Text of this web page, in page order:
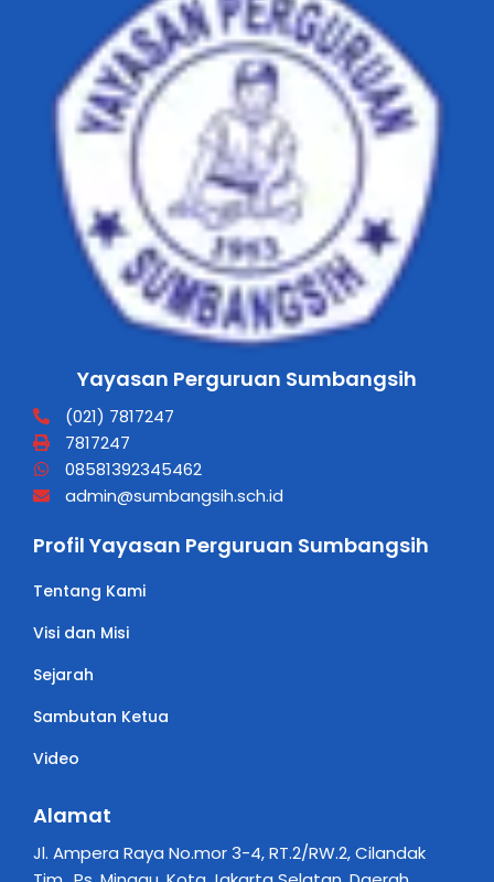
Yayasan Perguruan Sumbangsih
(021) 7817247
7817247
08581392345462
admin@sumbangsih.sch.id
Profil Yayasan Perguruan Sumbangsih
Tentang Kami
Visi dan Misi
Sejarah
Sambutan Ketua
Video
Alamat
Jl. Ampera Raya No.mor 3-4, RT.2/RW.2, Cilandak